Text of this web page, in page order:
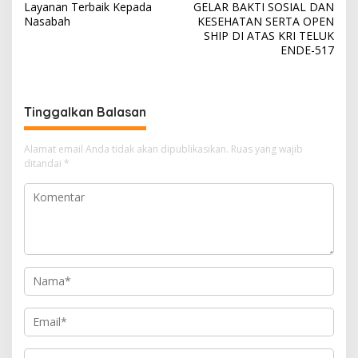
i
i
p
o
s
Layanan Terbaik Kepada
Nasabah
GELAR BAKTI SOSIAL DAN
KESEHATAN SERTA OPEN
SHIP DI ATAS KRI TELUK
ENDE-517
Tinggalkan Balasan
Alamat email Anda tidak akan dipublikasikan. Ruas yang wajib
ditandai *